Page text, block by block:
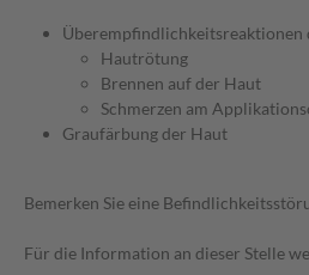
Überempfindlichkeitsreaktionen
Hautrötung
Brennen auf der Haut
Schmerzen am
Graufärbung der Haut
Bemerken Sie eine
Für die Information an dieser Stelle